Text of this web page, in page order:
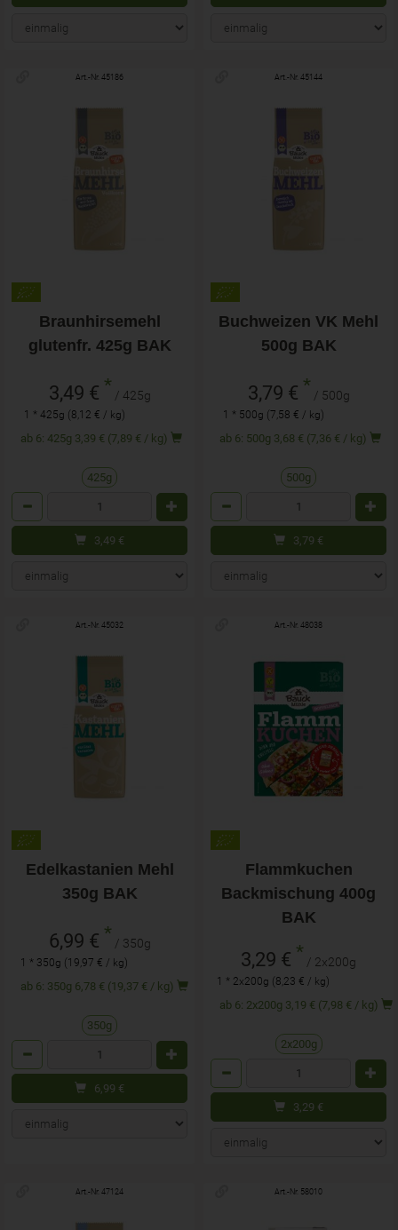
Art.-Nr. 45186
Braunhirsemehl
glutenfr. 425g BAK
3,49 € * / 425g
1 * 425g (8,12 € / kg)
ab 6: 425g 3,39 € (7,89 € / kg)
425g
3,49 €
Art.-Nr. 45144
Buchweizen VK Mehl
500g BAK
3,79 € * / 500g
1 * 500g (7,58 € / kg)
ab 6: 500g 3,68 € (7,36 € / kg)
500g
3,79 €
Art.-Nr. 45032
Edelkastanien Mehl
350g BAK
6,99 € * / 350g
1 * 350g (19,97 € / kg)
ab 6: 350g 6,78 € (19,37 € / kg)
350g
6,99 €
Art.-Nr. 48038
Flammkuchen
Backmischung 400g
BAK
3,29 € * / 2x200g
1 * 2x200g (8,23 € / kg)
ab 6: 2x200g 3,19 € (7,98 € / kg)
2x200g
3,29 €
Art.-Nr. 47124 Art.-Nr. 58010